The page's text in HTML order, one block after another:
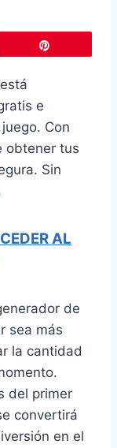
está
e
Con
obtener tus
Sin
AL
de
sea más
la cantidad
del primer
convertirá
en el